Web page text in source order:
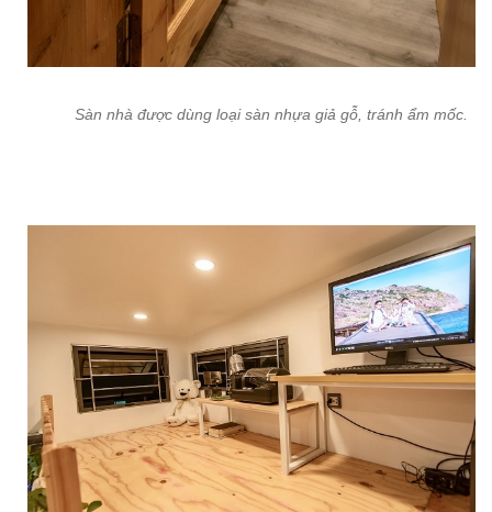
Sàn nhà được dùng loại sàn nhựa giả gỗ, tránh ẩm mốc.